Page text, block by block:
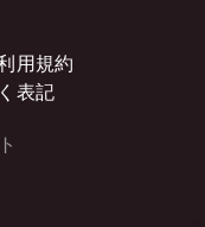
用規約
表記